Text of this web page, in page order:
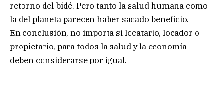
retorno del bidé. Pero tanto la salud humana como
la del planeta parecen haber sacado beneficio.
En conclusión, no importa si locatario, locador o
propietario, para todos la salud y la economía
deben considerarse por igual.